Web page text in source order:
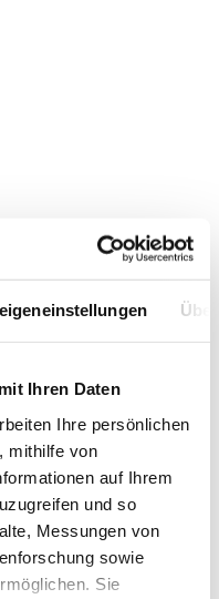
Ihren Daten
Ihre persönlichen
mithilfe von
auf Ihrem
und so
Messungen von
sowie
Sie